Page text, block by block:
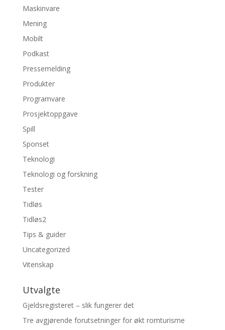
Maskinvare
Mening
Mobilt
Podkast
Pressemelding
Produkter
Programvare
Prosjektoppgave
Spill
Sponset
Teknologi
Teknologi og forskning
Tester
Tidløs
Tidløs2
Tips & guider
Uncategorized
Vitenskap
Utvalgte
Gjeldsregisteret – slik fungerer det
Tre avgjørende forutsetninger for økt romturisme